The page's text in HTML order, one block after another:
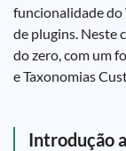
funcionalidade
de plugins. Neste
do zero, com um
e Taxonomias
Introdução